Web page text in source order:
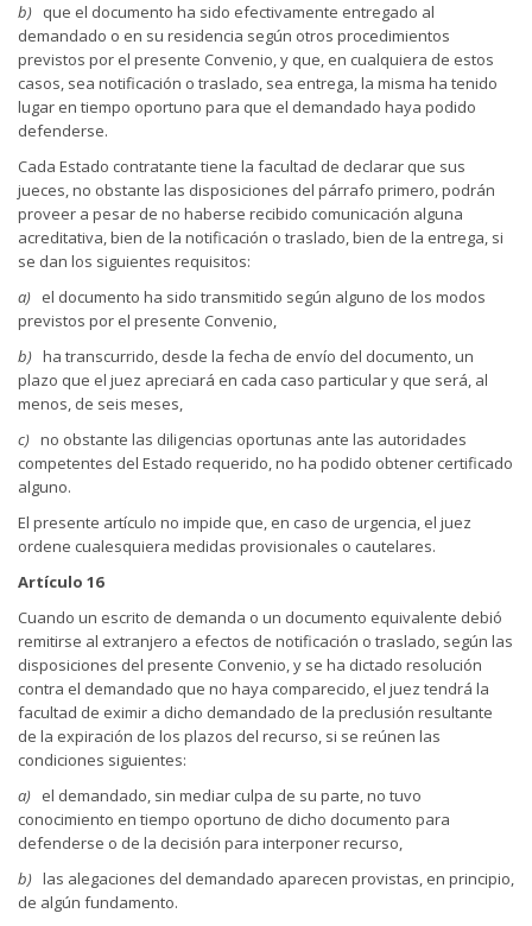
b) que el documento ha sido efectivamente entregado al
demandado o en su residencia según otros procedimientos
previstos por el presente Convenio, y que, en cualquiera de estos
casos, sea notificación o traslado, sea entrega, la misma ha tenido
lugar en tiempo oportuno para que el demandado haya podido
defenderse.
Cada Estado contratante tiene la facultad de declarar que sus
jueces, no obstante las disposiciones del párrafo primero, podrán
proveer a pesar de no haberse recibido comunicación alguna
acreditativa, bien de la notificación o traslado, bien de la entrega, si
se dan los siguientes requisitos:
a) el documento ha sido transmitido según alguno de los modos
previstos por el presente Convenio,
b) ha transcurrido, desde la fecha de envío del documento, un
plazo que el juez apreciará en cada caso particular y que será, al
menos, de seis meses,
c) no obstante las diligencias oportunas ante las autoridades
competentes del Estado requerido, no ha podido obtener certificado
alguno.
El presente artículo no impide que, en caso de urgencia, el juez
ordene cualesquiera medidas provisionales o cautelares.
Artículo 16
Cuando un escrito de demanda o un documento equivalente debió
remitirse al extranjero a efectos de notificación o traslado, según las
disposiciones del presente Convenio, y se ha dictado resolución
contra el demandado que no haya comparecido, el juez tendrá la
facultad de eximir a dicho demandado de la preclusión resultante
de la expiración de los plazos del recurso, si se reúnen las
condiciones siguientes:
a) el demandado, sin mediar culpa de su parte, no tuvo
conocimiento en tiempo oportuno de dicho documento para
defenderse o de la decisión para interponer recurso,
b) las alegaciones del demandado aparecen provistas, en principio,
de algún fundamento.